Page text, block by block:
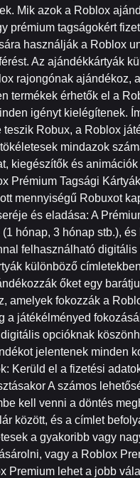
Mik azok a Roblox
tagságokért
használják a Roblox
Az ajándékkártyák
rajongónak ajándékoz,
termékek érhetők el a
igényt kielégítenek.
Robux, a Roblox
mindazok
kiegészítők és
Prémium Tagsági
mennyiségű Robuxot
és eladása: A
hónap, 3 hónap stb.),
felhasználható
különböző
őket egy
fokozzák a
játékélményed
opcióknak
jelentenek minden
Kerüld el a fizetési
A számos
kell venni a döntés
között, és a címlet
a gyakoribb vagy
vagy a Roblox
lehet a jobb